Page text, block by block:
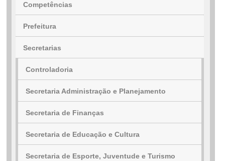
Ligue para nós
E-mail
Ou seja atendido presencialmente
Segunda a sexta-feira, das 8:00 as 12:00 e
14:00 as 17:00 hs
Competências
Prefeitura
Secretarias
Controladoria
Secretaria Administração e Planejamento
Secretaria de Finanças
Secretaria de Educação e Cultura
Secretaria de Esporte, Juventude e Turismo